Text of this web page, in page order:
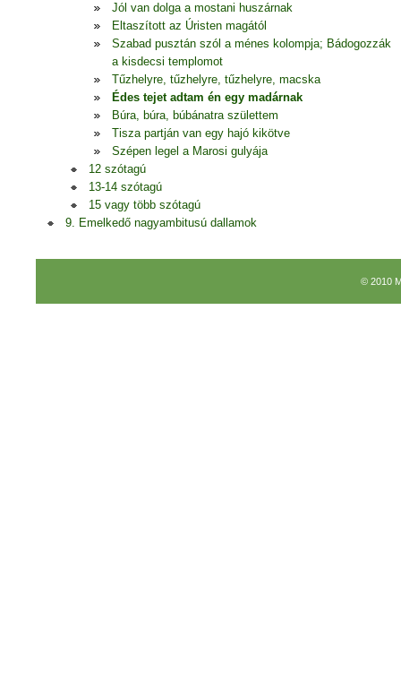
Jól van dolga a mostani huszárnak
Eltaszított az Úristen magától
Szabad pusztán szól a ménes kolompja; Bádogozzák
a kisdecsi templomot
Tűzhelyre, tűzhelyre, tűzhelyre, macska
Édes tejet adtam én egy madárnak
Búra, búra, búbánatra születtem
Tisza partján van egy hajó kikötve
Szépen legel a Marosi gulyája
12 szótagú
13-14 szótagú
15 vagy több szótagú
9. Emelkedő nagyambitusú dallamok
© 2010